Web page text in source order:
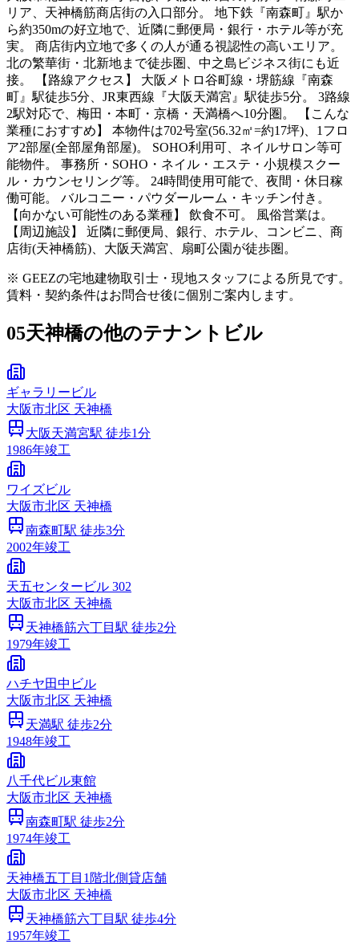
リア、天神橋筋商店街の入口部分。 地下鉄『南森町』駅か
ら約350mの好立地で、近隣に郵便局・銀行・ホテル等が充
実。 商店街内立地で多くの人が通る視認性の高いエリア。
北の繁華街・北新地まで徒歩圏、中之島ビジネス街にも近
接。 【路線アクセス】 大阪メトロ谷町線・堺筋線『南森
町』駅徒歩5分、JR東西線『大阪天満宮』駅徒歩5分。 3路線
2駅対応で、梅田・本町・京橋・天満橋へ10分圏。 【こんな
業種におすすめ】 本物件は702号室(56.32㎡=約17坪)、1フロ
ア2部屋(全部屋角部屋)。 SOHO利用可、ネイルサロン等可
能物件。 事務所・SOHO・ネイル・エステ・小規模スクー
ル・カウンセリング等。 24時間使用可能で、夜間・休日稼
働可能。 バルコニー・パウダールーム・キッチン付き。
【向かない可能性のある業種】 飲食不可。 風俗営業は。
【周辺施設】 近隣に郵便局、銀行、ホテル、コンビニ、商
店街(天神橋筋)、大阪天満宮、扇町公園が徒歩圏。
※ GEEZの宅地建物取引士・現地スタッフによる所見です。
賃料・契約条件はお問合せ後に個別ご案内します。
05天神橋の他のテナントビル
ギャラリービル
大阪市北区 天神橋
大阪天満宮駅 徒歩1分
1986年竣工
ワイズビル
大阪市北区 天神橋
南森町駅 徒歩3分
2002年竣工
天五センタービル 302
大阪市北区 天神橋
天神橋筋六丁目 駅 徒歩2分
1979年竣工
ハチヤ田中ビル
大阪市北区 天神橋
天満駅 徒歩2分
1948年竣工
八千代ビル東館
大阪市北区 天神橋
南森町駅 徒歩2分
1974年竣工
天神橋五丁目1階北側貸店舗
大阪市北区 天神橋
天神橋筋六丁目 駅 徒歩4分
1957年竣工